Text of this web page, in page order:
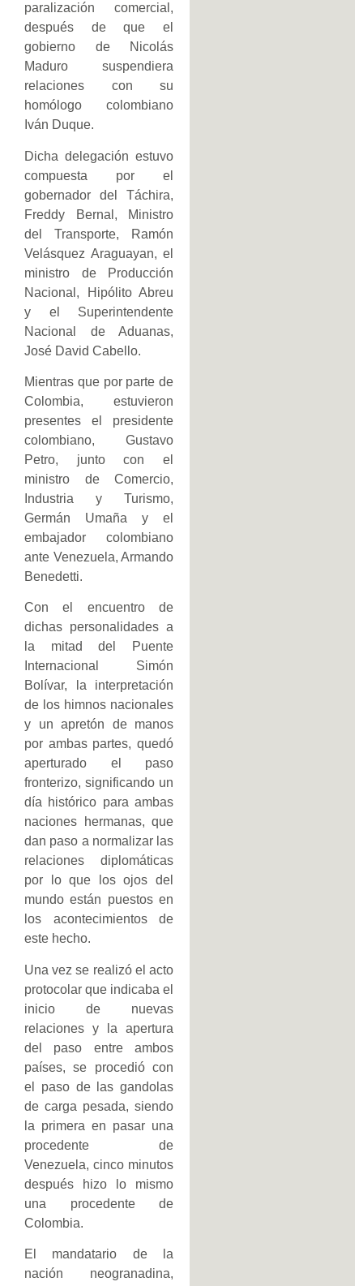
paralización comercial,
después de que el
gobierno de Nicolás
Maduro suspendiera
relaciones con su
homólogo colombiano
Iván Duque.
Dicha delegación estuvo
compuesta por el
gobernador del Táchira,
Freddy Bernal, Ministro
del Transporte, Ramón
Velásquez Araguayan, el
ministro de Producción
Nacional, Hipólito Abreu
y el Superintendente
Nacional de Aduanas,
José David Cabello.
Mientras que por parte de
Colombia, estuvieron
presentes el presidente
colombiano, Gustavo
Petro, junto con el
ministro de Comercio,
Industria y Turismo,
Germán Umaña y el
embajador colombiano
ante Venezuela, Armando
Benedetti.
Con el encuentro de
dichas personalidades a
la mitad del Puente
Internacional Simón
Bolívar, la interpretación
de los himnos nacionales
y un apretón de manos
por ambas partes, quedó
aperturado el paso
fronterizo, significando un
día histórico para ambas
naciones hermanas, que
dan paso a normalizar las
relaciones diplomáticas
por lo que los ojos del
mundo están puestos en
los acontecimientos de
este hecho.
Una vez se realizó el acto
protocolar que indicaba el
inicio de nuevas
relaciones y la apertura
del paso entre ambos
países, se procedió con
el paso de las gandolas
de carga pesada, siendo
la primera en pasar una
procedente de
Venezuela, cinco minutos
después hizo lo mismo
una procedente de
Colombia.
El mandatario de la
nación neogranadina,